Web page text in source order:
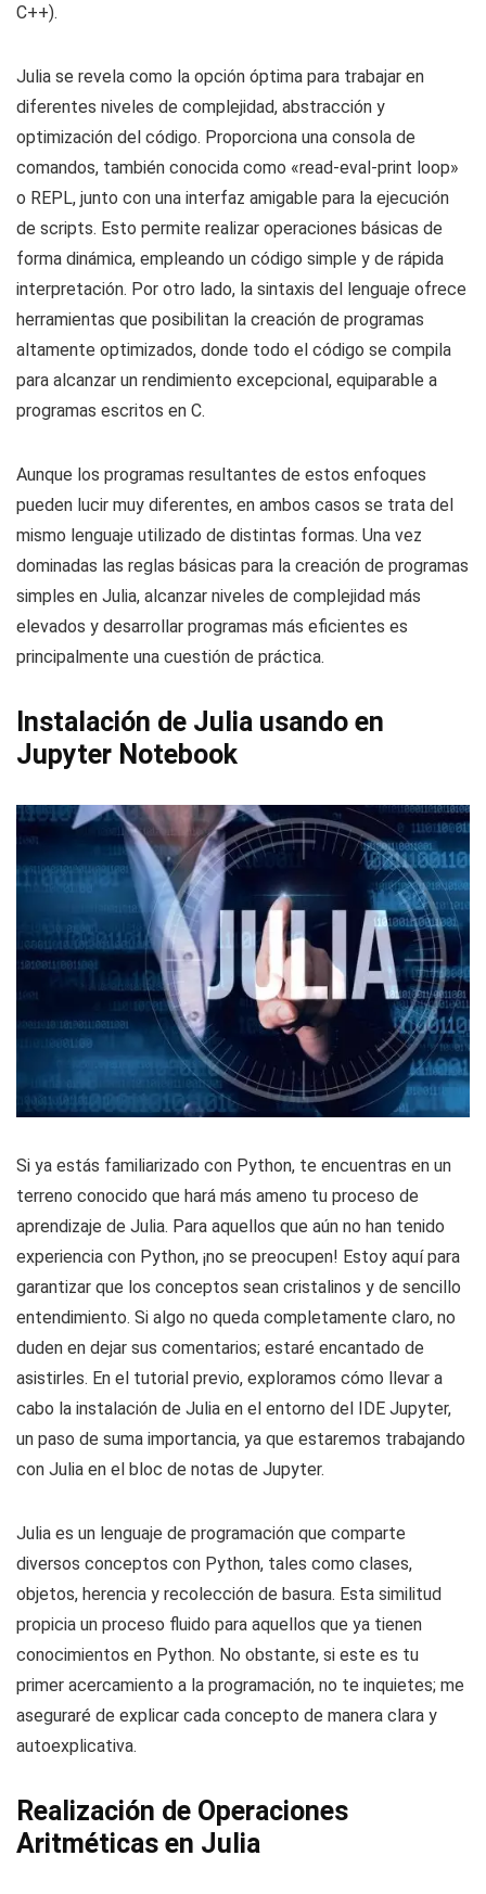
C++).
Julia se revela como la opción óptima para trabajar en
diferentes niveles de complejidad, abstracción y
optimización del código. Proporciona una consola de
comandos, también conocida como «read-eval-print loop»
o REPL, junto con una interfaz amigable para la ejecución
de scripts. Esto permite realizar operaciones básicas de
forma dinámica, empleando un código simple y de rápida
interpretación. Por otro lado, la sintaxis del lenguaje ofrece
herramientas que posibilitan la creación de programas
altamente optimizados, donde todo el código se compila
para alcanzar un rendimiento excepcional, equiparable a
programas escritos en C.
Aunque los programas resultantes de estos enfoques
pueden lucir muy diferentes, en ambos casos se trata del
mismo lenguaje utilizado de distintas formas. Una vez
dominadas las reglas básicas para la creación de programas
simples en Julia, alcanzar niveles de complejidad más
elevados y desarrollar programas más eficientes es
principalmente una cuestión de práctica.
Instalación de Julia usando en
Jupyter Notebook
Si ya estás familiarizado con Python, te encuentras en un
terreno conocido que hará más ameno tu proceso de
aprendizaje de Julia. Para aquellos que aún no han tenido
experiencia con Python, ¡no se preocupen! Estoy aquí para
garantizar que los conceptos sean cristalinos y de sencillo
entendimiento. Si algo no queda completamente claro, no
duden en dejar sus comentarios; estaré encantado de
asistirles. En el tutorial previo, exploramos cómo llevar a
cabo la instalación de Julia en el entorno del IDE Jupyter,
un paso de suma importancia, ya que estaremos trabajando
con Julia en el bloc de notas de Jupyter.
Julia es un lenguaje de programación que comparte
diversos conceptos con Python, tales como clases,
objetos, herencia y recolección de basura. Esta similitud
propicia un proceso fluido para aquellos que ya tienen
conocimientos en Python. No obstante, si este es tu
primer acercamiento a la programación, no te inquietes; me
aseguraré de explicar cada concepto de manera clara y
autoexplicativa.
Realización de Operaciones
Aritméticas en Julia